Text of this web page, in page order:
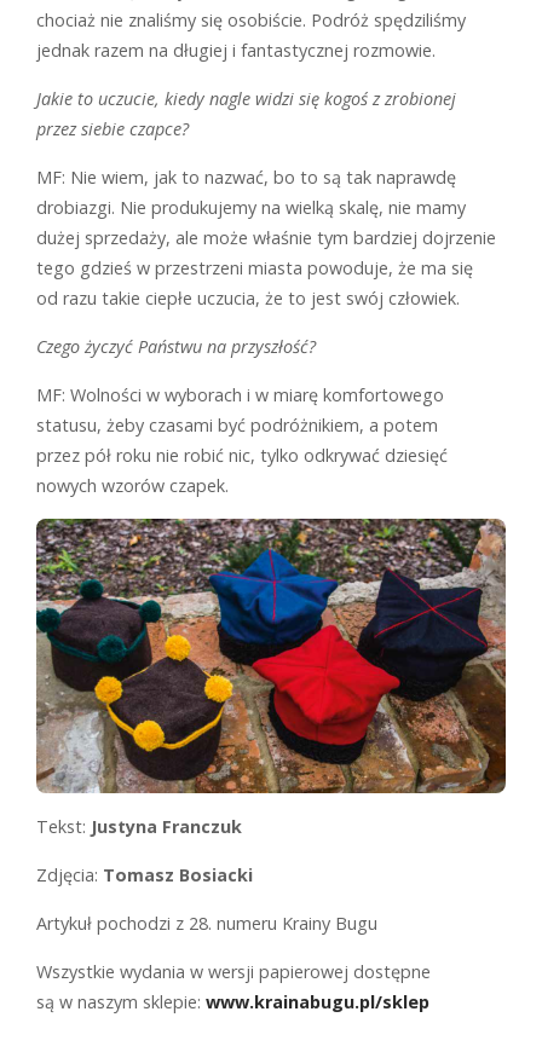
chociaż nie znaliśmy się osobiście. Podróż spędziliśmy
jednak razem na długiej i fantastycznej rozmowie.
Jakie to uczucie, kiedy nagle widzi się kogoś z zrobionej
przez siebie czapce?
MF: Nie wiem, jak to nazwać, bo to są tak naprawdę
drobiazgi. Nie produkujemy na wielką skalę, nie mamy
dużej sprzedaży, ale może właśnie tym bardziej dojrzenie
tego gdzieś w przestrzeni miasta powoduje, że ma się
od razu takie ciepłe uczucia, że to jest swój człowiek.
Czego życzyć Państwu na przyszłość?
MF: Wolności w wyborach i w miarę komfortowego
statusu, żeby czasami być podróżnikiem, a potem
przez pół roku nie robić nic, tylko odkrywać dziesięć
nowych wzorów czapek.
Tekst: Justyna Franczuk
Zdjęcia: Tomasz Bosiacki
Artykuł pochodzi z 28. numeru Krainy Bugu
Wszystkie wydania w wersji papierowej dostępne
są w naszym sklepie: www.krainabugu.pl/sklep